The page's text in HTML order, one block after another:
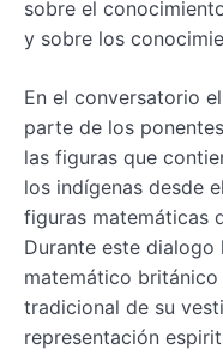
sobre el
y sobre los
En el conversatorio
parte de los
las figuras que
los indígenas desde
figuras matemáticas
Durante este dialogo
matemático
tradicional de su
representación